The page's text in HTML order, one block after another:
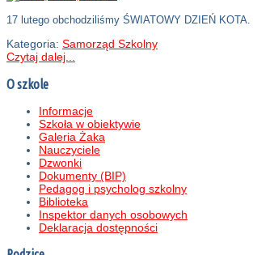
17 lutego obchodziliśmy ŚWIATOWY DZIEŃ
Kategoria: Samorząd Szkolny
Czytaj dalej...
O szkole
Informacje
Szkoła w obiektywie
Galeria Żaka
Nauczyciele
Dzwonki
Dokumenty (BIP)
Pedagog i psycholog szkolny
Biblioteka
Inspektor danych osobowych
Deklaracja dostępności